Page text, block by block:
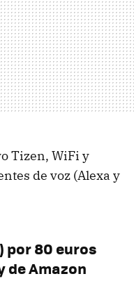
Tizen, WiFi y
de voz (Alexa y
por 80 euros
de Amazon